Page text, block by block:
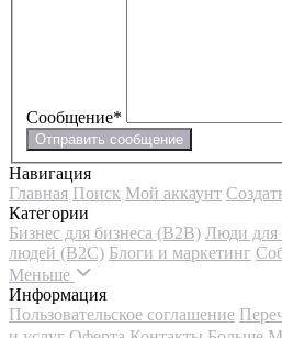
Сообщение*
Отправить сообщение
Навигация
Главная Поиск Мой аккаунт
Категории
Бизнес для бизнеса (B2B) Люди
людей (B2C) Блоги и маркетинг
Меньше
Информация
Пользовательское соглашение